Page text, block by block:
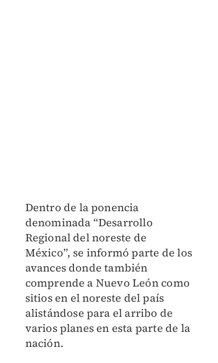
Dentro de la ponencia
denominada “Desarrollo
Regional del noreste de
México”, se informó parte de los
avances donde también
comprende a Nuevo León como
sitios en el noreste del país
alistándose para el arribo de
varios planes en esta parte de la
nación.